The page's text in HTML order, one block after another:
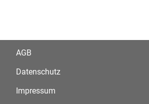
AGB
Datenschutz
Impressum